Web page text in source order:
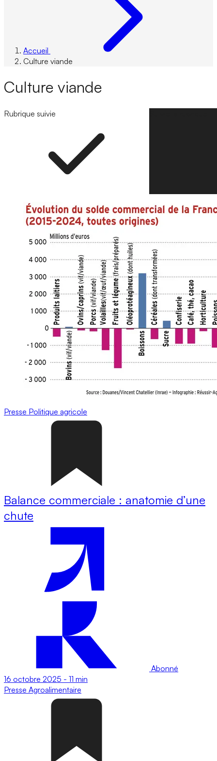
Accueil
Culture viande
Culture viande
Rubrique suivie
Presse Politique agricole
Balance commerciale : anatomie d’une
chute
Abonné
16 octobre 2025 - 11 min
Presse Agroalimentaire